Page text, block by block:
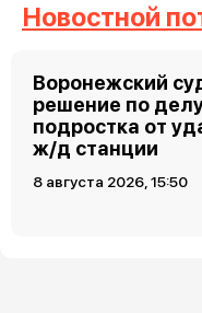
Новостной
Воронежский
решение по
подростка от
ж/д станции
8 августа 2026, 15:50